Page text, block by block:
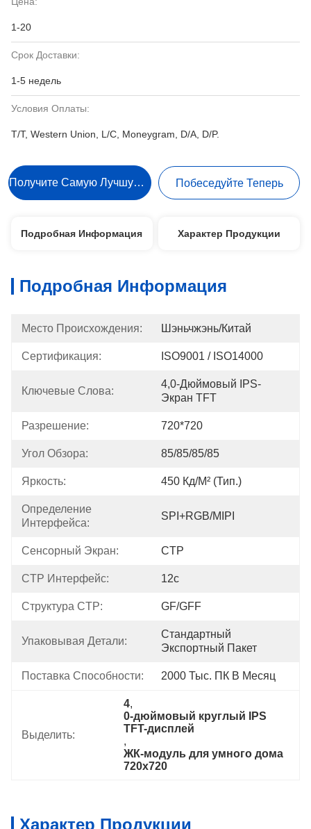
1-20
Срок Доставки:
1-5 недель
Условия Оплаты:
T/T, Western Union, L/C, Moneygram, D/A, D/P.
Получите Самую Лучшую Цену Побеседуйте Теперь
Подробная Информация Характер Продукции
Подробная Информация
Место Происхождения: Шэньчжэнь/Китай
Сертификация: ISO9001 / ISO14000
Ключевые Слова:
4,0-Дюймовый IPS-
Экран TFT
Разрешение: 720*720
Угол Обзора: 85/85/85/85
Яркость: 450 Кд/м² (тип.)
Определение
Интерфейса:
SPI+RGB/MIPI
Сенсорный Экран: CTP
CTP Интерфейс: 12с
Структура CTP: GF/GFF
Упаковывая Детали:
Стандартный
Экспортный Пакет
Поставка Способности: 2000 Тыс. ПК В Месяц
Выделить:
4,
0-дюймовый круглый IPS
TFT-дисплей
,
ЖК-модуль для умного дома
720x720
Характер Продукции